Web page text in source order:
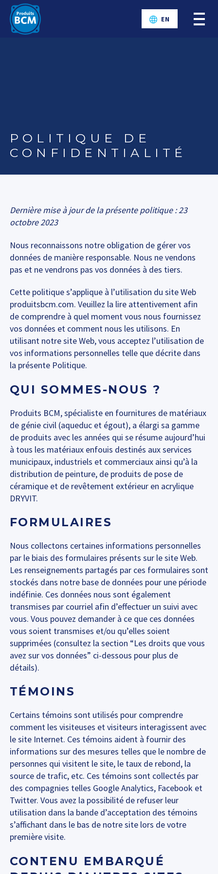
EN
POLITIQUE DE
CONFIDENTIALITÉ
Dernière mise à jour de la présente politique : 23
octobre 2023
Nous reconnaissons notre obligation de gérer vos
données de manière responsable. Nous ne vendons
pas et ne vendrons pas vos données à des tiers.
Cette politique s’applique à l’utilisation du site Web
produitsbcm.com. Veuillez la lire attentivement afin
de comprendre à quel moment vous nous fournissez
vos données et comment nous les utilisons. En
utilisant notre site Web, vous acceptez l’utilisation de
vos informations personnelles telle que décrite dans
la présente Politique.
QUI SOMMES-NOUS ?
Produits BCM, spécialiste en fournitures de matériaux
de génie civil (aqueduc et égout), a élargi sa gamme
de produits avec les années qui se résume aujourd’hui
à tous les matériaux enfouis destinés aux services
municipaux, industriels et commerciaux ainsi qu’à la
distribution de peinture, de produits de pose de
céramique et de revêtement extérieur en acrylique
DRYVIT.
FORMULAIRES
Nous collectons certaines informations personnelles
par le biais des formulaires présents sur le site Web.
Les renseignements partagés par ces formulaires sont
stockés dans notre base de données pour une période
indéfinie. Ces données nous sont également
transmises par courriel afin d’effectuer un suivi avec
vous. Vous pouvez demander à ce que ces données
vous soient transmises et/ou qu’elles soient
supprimées (consultez la section “Les droits que vous
avez sur vos données” ci-dessous pour plus de
détails).
TÉMOINS
Certains témoins sont utilisés pour comprendre
comment les visiteuses et visiteurs interagissent avec
le site Internet. Ces témoins aident à fournir des
informations sur des mesures telles que le nombre de
personnes qui visitent le site, le taux de rebond, la
source de trafic, etc. Ces témoins sont collectés par
des compagnies telles Google Analytics, Facebook et
Twitter. Vous avez la possibilité de refuser leur
utilisation dans la bande d’acceptation des témoins
s’affichant dans le bas de notre site lors de votre
première visite.
CONTENU EMBARQUÉ